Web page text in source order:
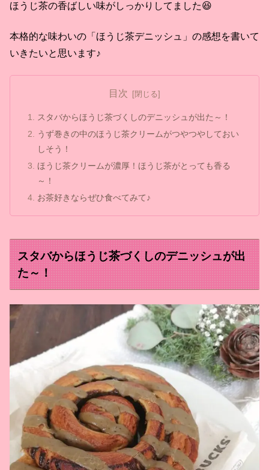
ほうじ茶の香ばしい味がしっかりしてました😆
本格的な味わいの「ほうじ茶デニッシュ」の感想を書いて
いきたいと思います♪
目次
スタバからほうじ茶づくしのデニッシュが出た～！
うず巻きの中のほうじ茶クリームがつやつやしておい
しそう！
ほうじ茶クリームが濃厚！ほうじ茶がとっても香る
～！
お茶好きならぜひ食べてみて♪
スタバからほうじ茶づくしのデニッシュが出
た～！